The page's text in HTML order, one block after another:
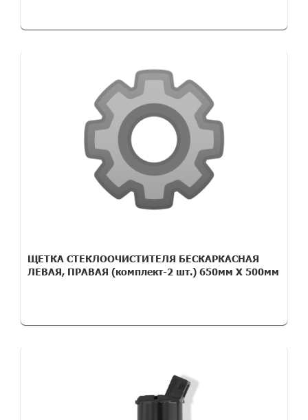
ЩЕТКА СТЕКЛООЧИСТИТЕЛЯ БЕСКАРКАСНАЯ
ЛЕВАЯ, ПРАВАЯ (комплект-2 шт.) 650мм Х 500мм